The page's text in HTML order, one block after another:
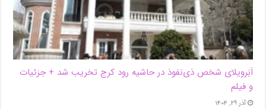
اَبَر‌ویلای شخص ذی‌نفوذ در حاشیه‌ رود کرج تخریب شد + جزئیات
و فیلم
آذر ۲۹, ۱۴۰۴